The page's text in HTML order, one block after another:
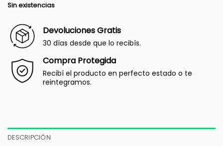
Sin existencias
Devoluciones Gratis
30 días desde que lo recibís.
Compra Protegida
Recibí el producto en perfecto estado o te
reintegramos.
DESCRIPCIÓN